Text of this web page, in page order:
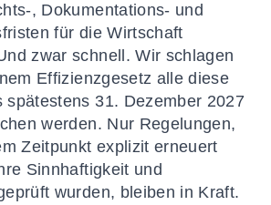
, Dokumentations- und
für die Wirtschaft
zwar schnell. Wir schlagen
Effizienzgesetz alle diese
spätestens 31. Dezember 2027
werden. Nur Regelungen,
Zeitpunkt explizit erneuert
Sinnhaftigkeit und
wurden, bleiben in Kraft.